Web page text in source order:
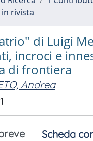
rivista
di Luigi
incroci e
di frontiera
Andrea
Scheda